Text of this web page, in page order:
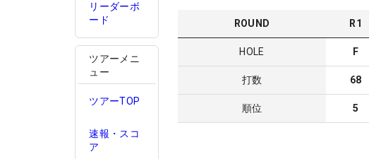
リーダーボ
ード
ツアーメニ
ュー
ツアーTOP
速報・スコ
ア
ROUND R1
HOLE F
打数 68
順位 5